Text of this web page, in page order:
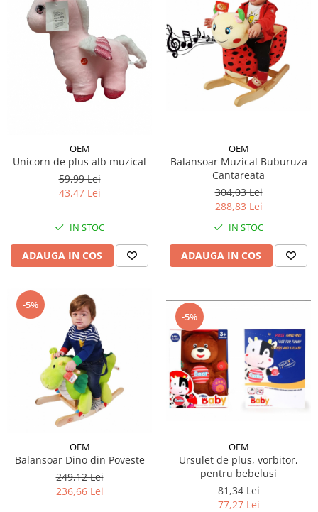
OEM
Unicorn de plus alb muzical
59,99 Lei
43,47 Lei
IN STOC
ADAUGA IN COS
OEM
Balansoar Muzical Buburuza
Cantareata
304,03 Lei
288,83 Lei
IN STOC
ADAUGA IN COS
-5%
OEM
Balansoar Dino din Poveste
249,12 Lei
236,66 Lei
-5%
OEM
Ursulet de plus, vorbitor,
pentru bebelusi
81,34 Lei
77,27 Lei